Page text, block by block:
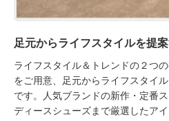
足元からライフスタイルを提
ライフスタイル＆トレンドの２つ
をご用意、足元からライフスタイ
です。人気ブランドの新作・定番
ディースシューズまで厳選したア